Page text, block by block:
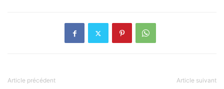
Article précédent Article suivant